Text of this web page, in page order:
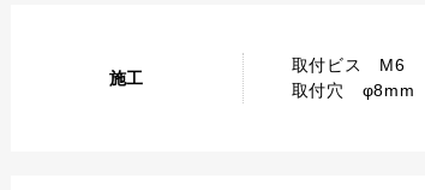
施工
取付ビス M6
取付穴 φ8mm